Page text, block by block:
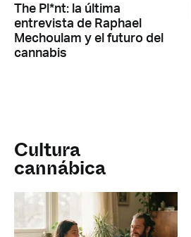
The Pl*nt: la última
entrevista de Raphael
Mechoulam y el futuro del
cannabis
Cultura
cannábica